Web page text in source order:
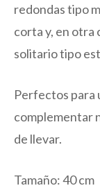
redondas tipo
corta y, en otra
solitario tipo
Perfectos para
complementar
de llevar.
Tamaño: 40 cm